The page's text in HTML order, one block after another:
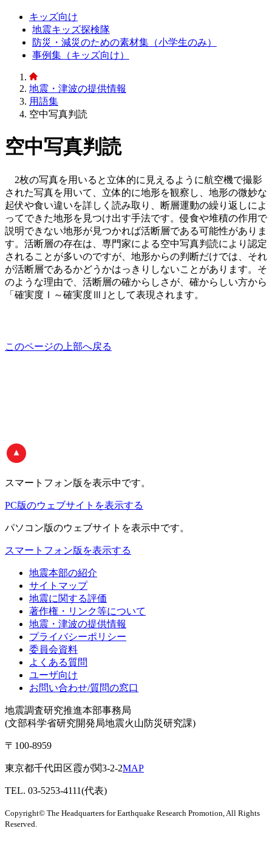
キッズ向け
地震キッズ探検隊
防災・減災のための素材集（小学生のみ）
事例集（キッズ向け）
地震・津波の提供情報
用語集
空中写真判読
空中写真判読
2枚の写真を用いると立体的に見えるように航空機で撮影
された写真を用いて、立体的に地形を観察し、地形の微妙な
起伏や食い違いを詳しく読み取り、断層運動の繰り返しによ
ってできた地形を見つけ出す手法です。侵食や堆積の作用で
説明できない地形が見つかれば活断層である可能性がありま
す。活断層の存在は、専門家による空中写真判読により認定
されることが多いのですが、地形からの判断だけでは、それ
が活断層であるかどうかはっきりしないことがあります。そ
のような理由で、活断層の確からしさが、確からしい方から
「確実度Ⅰ～確実度Ⅲ｣として表現されます。
このページの上部へ戻る
スマートフォン版 を表示中です。
PC版のウェブサイトを表示する
パソコン版のウェブサイトを表示中です。
スマートフォン版を表示する
地震本部の紹介
サイトマップ
地震に関する評価
著作権・リンク等について
地震・津波の提供情報
プライバシーポリシー
委員会資料
よくある質問
ユーザ向け
お問い合わせ/質問の窓口
地震調査研究推進本部事務局
(文部科学省研究開発局地震火山防災研究課)
〒100-8959
東京都千代田区霞が関3-2-2MAP
TEL. 03-5253-4111(代表)
Copyright© The Headquarters for Earthquake Research Promotion, All Rights
Reserved.